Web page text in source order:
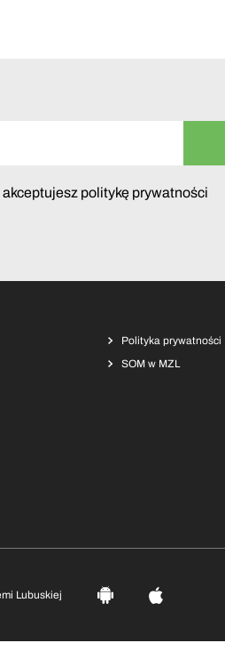
politykę prywatności
Polityka prywatności
SOM w MZL
Lubuskiej